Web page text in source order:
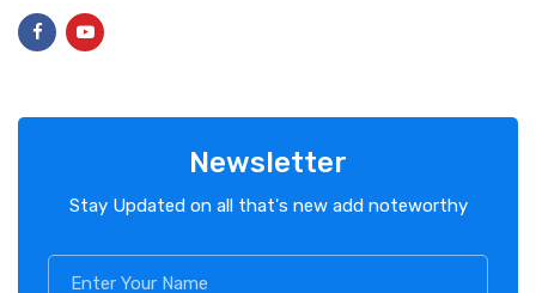
Newsletter
Stay Updated on all that's new add noteworthy